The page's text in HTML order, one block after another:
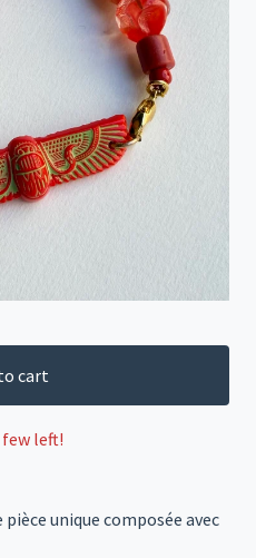
cart
left!
unique composée avec